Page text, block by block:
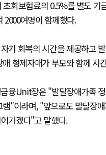
회보험료의 0.5%를 별도
2000여명이 함께했다.
기 회복의 시간을 제공하고
형제자매가 부모와 함께 시
융Unit장은 "발달장애가족
"이라며, "앞으로도 발달장
가겠다"고 말했다.